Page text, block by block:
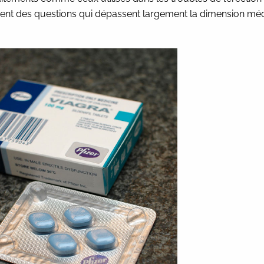
des questions qui dépassent largement la dimension